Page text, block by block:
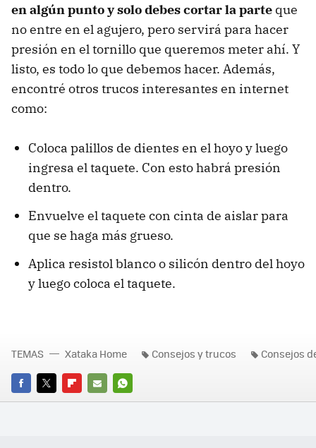
en algún punto y solo debes cortar la parte que
no entre en el agujero, pero servirá para hacer
presión en el tornillo que queremos meter ahí. Y
listo, es todo lo que debemos hacer. Además,
encontré otros trucos interesantes en internet
como:
Coloca palillos de dientes en el hoyo y luego
ingresa el taquete. Con esto habrá presión
dentro.
Envuelve el taquete con cinta de aislar para
que se haga más grueso.
Aplica resistol blanco o silicón dentro del hoyo
y luego coloca el taquete.
FACEBOOK
TWITTERFLIPBOARD
E-
WHATSAPP
TEMAS Xataka Home Consejos y trucos Consejos